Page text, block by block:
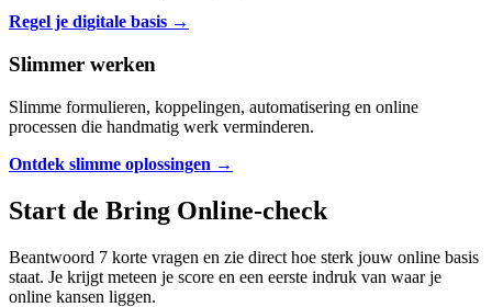
Regel je digitale basis →
Slimmer werken
Slimme formulieren, koppelingen, automatisering en online
processen die handmatig werk verminderen.
Ontdek slimme oplossingen →
Start de Bring Online-check
Beantwoord 7 korte vragen en zie direct hoe sterk jouw online basis
staat. Je krijgt meteen je score en een eerste indruk van waar je
online kansen liggen.